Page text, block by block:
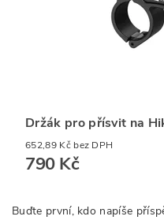
Držák pro přísvit na
652,89 Kč bez DPH
790 Kč
Buďte první, kdo napíše